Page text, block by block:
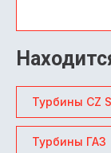
Турбины CZ
Турбины ГАЗ